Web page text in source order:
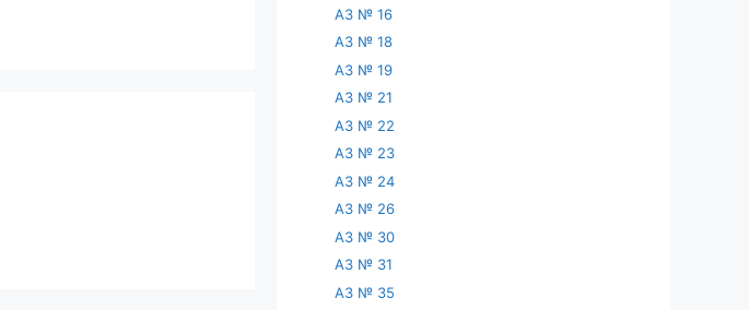
АЗ № 16
АЗ № 18
АЗ № 19
АЗ № 21
АЗ № 22
АЗ № 23
АЗ № 24
АЗ № 26
АЗ № 30
АЗ № 31
АЗ № 35